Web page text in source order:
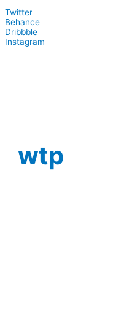
Twitter
Behance
Dribbble
Instagram
wtp